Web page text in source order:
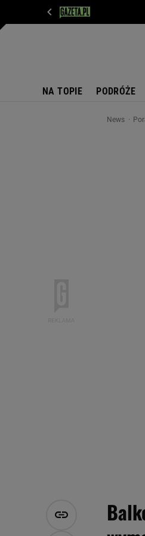
NA TOPIE PODRÓŻE
News